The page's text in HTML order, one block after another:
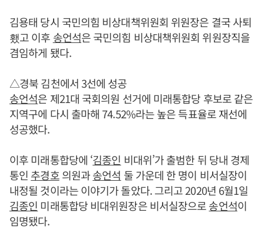
김용태 당시 국민의힘 비상대책위원회 위원장은 결국 사퇴
횄고 이후 송언석은 국민의힘 비상대책위원회 위원장직을
겸임하게 됐다.
△경북 김천에서 3선에 성공
송언석은 제21대 국회의원 선거에 미래통합당 후보로 같은
지역구에 다시 출마해 74.52%라는 높은 득표율로 재선에
성공했다.
이후 미래통합당에 ‘김종인 비대위’가 출범한 뒤 당내 경제
통인 추경호의원과송언석 둘 가운데 한 명이 비서실장이
내정될 것이라는 이야기가 돌았다. 그리고 2020년 6월1일
김종인 미래통합당 비대위원장은 비서실장으로송언석이
임명됐다.